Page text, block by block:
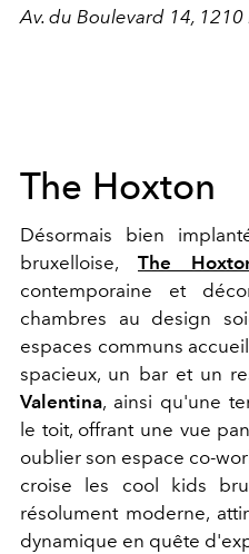
Av. du Boulevard 14, 1210
The Hoxton
Désormais bien
bruxelloise, The
contemporaine et
chambres au design
espaces communs
spacieux, un bar et un
Valentina, ainsi qu'une
le toit, offrant une vue
oublier son espace co-
croise les cool kids
résolument moderne,
dynamique en quête